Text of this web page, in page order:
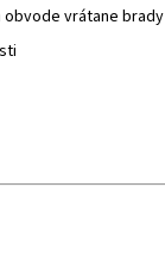
obvode vrátane brady